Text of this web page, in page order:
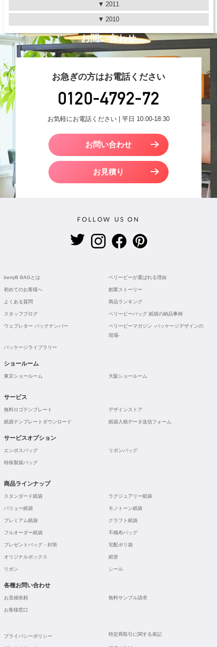
2011
2010
お問い合わせ
お急ぎの方はお電話ください
お気軽にお電話ください | 平日 10:00-18:30
お問い合わせ
お見積り
FOLLOW US ON
berryB BAGとは ベリービーが選ばれる理由
初めてのお客様へ 創業ストーリー
よくある質問 商品ランキング
スタッフブログ ベリービーバッグ 紙袋の納品事例
ウェブレター バックナンバー
ベリービーマガジン -パッケージデザインの
現場-
パッケージライブラリー
ショールーム
東京ショールーム 大阪ショールーム
サービス
無料ロゴテンプレート デザインストア
紙袋テンプレートダウンロード 紙袋入稿データ送信フォーム
サービスオプション
エンボスバッグ リボンバッグ
特殊製袋バッグ
商品ラインナップ
スタンダード紙袋 ラグジュアリー紙袋
バリュー紙袋 モノトーン紙袋
プレミアム紙袋 クラフト紙袋
フルオーダー紙袋 不織布バッグ
プレゼントバッグ・封筒 宅配ポリ袋
オリジナルボックス 紙管
リボン シール
各種お問い合わせ
お見積依頼 無料サンプル請求
お客様窓口
プライバシーポリシー 特定商取引に関する表記